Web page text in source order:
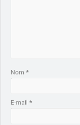
Nom*
E-mail*